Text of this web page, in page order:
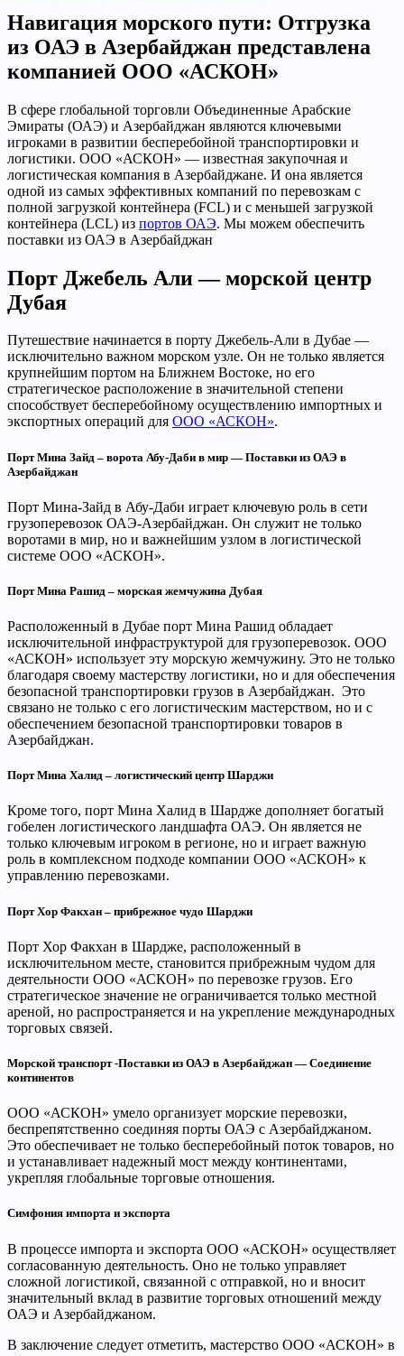
Навигация морского пути: Отгрузка
из ОАЭ в Азербайджан представлена
компанией ООО «АСКОН»
В сфере глобальной торговли Объединенные Арабские
Эмираты (ОАЭ) и Азербайджан являются ключевыми
игроками в развитии бесперебойной транспортировки и
логистики. ООО «АСКОН» — известная закупочная и
логистическая компания в Азербайджане. И она является
одной из самых эффективных компаний по перевозкам с
полной загрузкой контейнера (FCL) и с меньшей загрузкой
контейнера (LCL) из портов ОАЭ. Мы можем обеспечить
поставки из ОАЭ в Азербайджан
Порт Джебель Али — морской центр
Дубая
Путешествие начинается в порту Джебель-Али в Дубае —
исключительно важном морском узле. Он не только является
крупнейшим портом на Ближнем Востоке, но его
стратегическое расположение в значительной степени
способствует бесперебойному осуществлению импортных и
экспортных операций для ООО «АСКОН».
Порт Мина Зайд – ворота Абу-Даби в мир — Поставки из ОАЭ в
Азербайджан
Порт Мина-Зайд в Абу-Даби играет ключевую роль в сети
грузоперевозок ОАЭ-Азербайджан. Он служит не только
воротами в мир, но и важнейшим узлом в логистической
системе ООО «АСКОН».
Порт Мина Рашид – морская жемчужина Дубая
Расположенный в Дубае порт Мина Рашид обладает
исключительной инфраструктурой для грузоперевозок. ООО
«АСКОН» использует эту морскую жемчужину. Это не только
благодаря своему мастерству логистики, но и для обеспечения
безопасной транспортировки грузов в Азербайджан. Это
связано не только с его логистическим мастерством, но и с
обеспечением безопасной транспортировки товаров в
Азербайджан.
Порт Мина Халид – логистический центр Шарджи
Кроме того, порт Мина Халид в Шардже дополняет богатый
гобелен логистического ландшафта ОАЭ. Он является не
только ключевым игроком в регионе, но и играет важную
роль в комплексном подходе компании ООО «АСКОН» к
управлению перевозками.
Порт Хор Факхан – прибрежное чудо Шарджи
Порт Хор Факхан в Шардже, расположенный в
исключительном месте, становится прибрежным чудом для
деятельности ООО «АСКОН» по перевозке грузов. Его
стратегическое значение не ограничивается только местной
ареной, но распространяется и на укрепление международных
торговых связей.
Морской транспорт -Поставки из ОАЭ в Азербайджан — Соединение
континентов
ООО «АСКОН» умело организует морские перевозки,
беспрепятственно соединяя порты ОАЭ с Азербайджаном.
Это обеспечивает не только бесперебойный поток товаров, но
и устанавливает надежный мост между континентами,
укрепляя глобальные торговые отношения.
Симфония импорта и экспорта
В процессе импорта и экспорта ООО «АСКОН» осуществляет
согласованную деятельность. Оно не только управляет
сложной логистикой, связанной с отправкой, но и вносит
значительный вклад в развитие торговых отношений между
ОАЭ и Азербайджаном.
В заключение следует отметить, мастерство ООО «АСКОН» в